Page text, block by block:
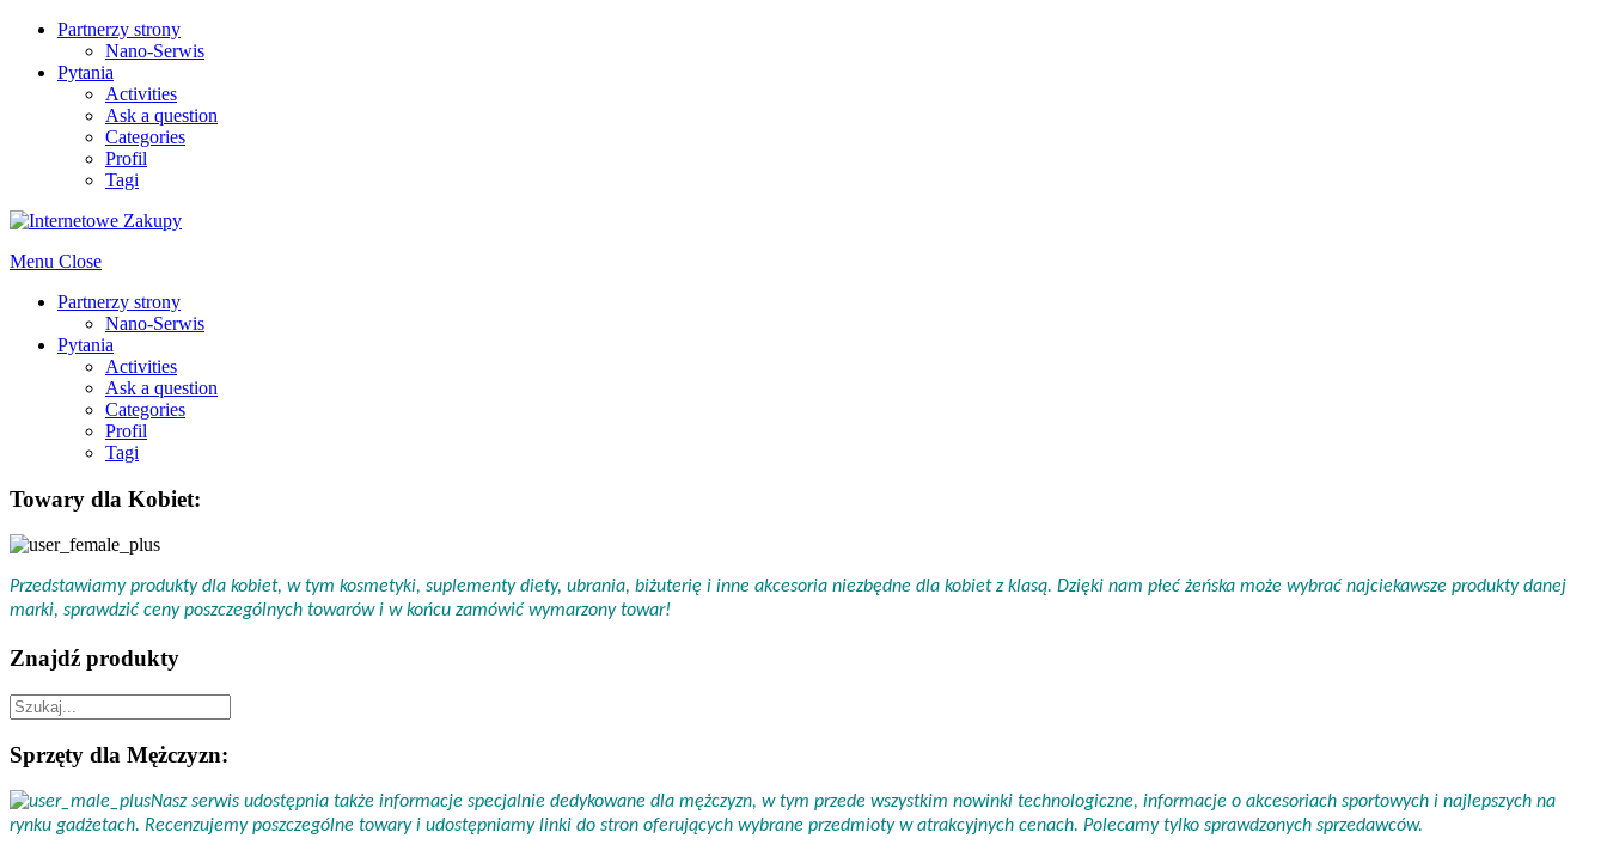
Partnerzy strony
Nano-Serwis
Pytania
Activities
Ask a question
Categories
Profil
Tagi
Menu Close
Partnerzy strony
Nano-Serwis
Pytania
Activities
Ask a question
Categories
Profil
Tagi
Towary dla Kobiet:
Przedstawiamy produkty dla kobiet, w tym kosmetyki, suplementy diety, ubrania, biżuterię i inne akcesoria niezbędne dla kobiet z klasą. Dzięki nam płeć żeńska może wybrać najciekawsze produkty danej
marki, sprawdzić ceny poszczególnych towarów i w końcu zamówić wymarzony towar!
Znajdź produkty
Sprzęty dla Mężczyzn:
Nasz serwis udostępnia także informacje specjalnie dedykowane dla mężczyzn, w tym przede wszystkim nowinki technologiczne, informacje o akcesoriach sportowych i najlepszych na
rynku gadżetach. Recenzujemy poszczególne towary i udostępniamy linki do stron oferujących wybrane przedmioty w atrakcyjnych cenach. Polecamy tylko sprawdzonych sprzedawców.